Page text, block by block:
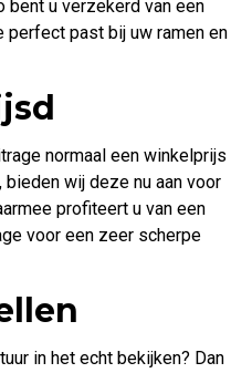
bent u verzekerd van een
past bij uw ramen en
normaal een winkelprijs
, bieden wij deze nu aan voor
profiteert u van een
voor een zeer scherpe
in het echt bekijken? Dan